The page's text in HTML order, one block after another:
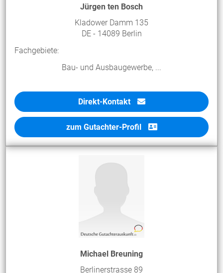
Jürgen ten Bosch
Kladower Damm 135
DE - 14089 Berlin
Fachgebiete:
Bau- und Ausbaugewerbe, ...
Direkt-Kontakt
zum Gutachter-Profil
Michael Breuning
Berlinerstrasse 89